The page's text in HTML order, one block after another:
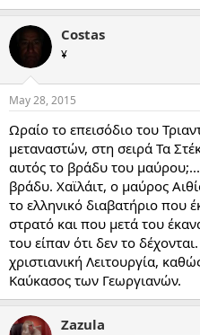
Costas
¥
May 28, 2015
Ωραίο το επεισόδιο του
μεταναστών, στη σειρά Τα
αυτός το βράδυ του
βράδυ. Χαϊλάιτ, ο μαύρος
το ελληνικό διαβατήριο που
στρατό και που μετά του
του είπαν ότι δεν το
χριστιανική Λειτουργία,
Καύκασος των Γεωργιανών.
Zazula